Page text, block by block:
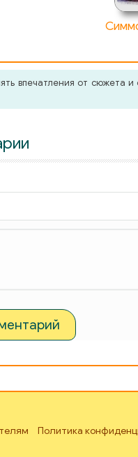
впечатления от сюжета и
Политика